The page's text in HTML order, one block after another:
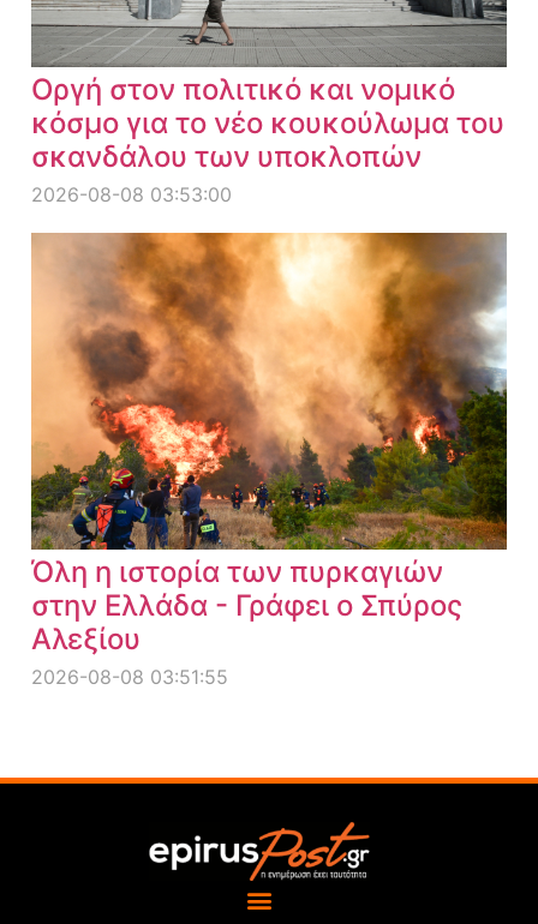
Οργή στον πολιτικό και νομικό
κόσμο για το νέο κουκούλωμα του
σκανδάλου των υποκλοπών
2026-08-08 03:53:00
Όλη η ιστορία των πυρκαγιών
στην Ελλάδα - Γράφει ο Σπύρος
Αλεξίου
2026-08-08 03:51:55